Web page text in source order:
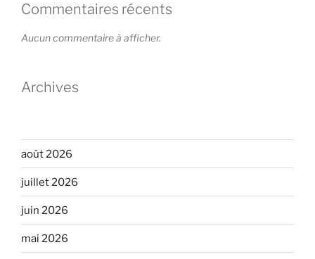
Commentaires récents
Aucun commentaire à afficher.
Archives
août 2026
juillet 2026
juin 2026
mai 2026